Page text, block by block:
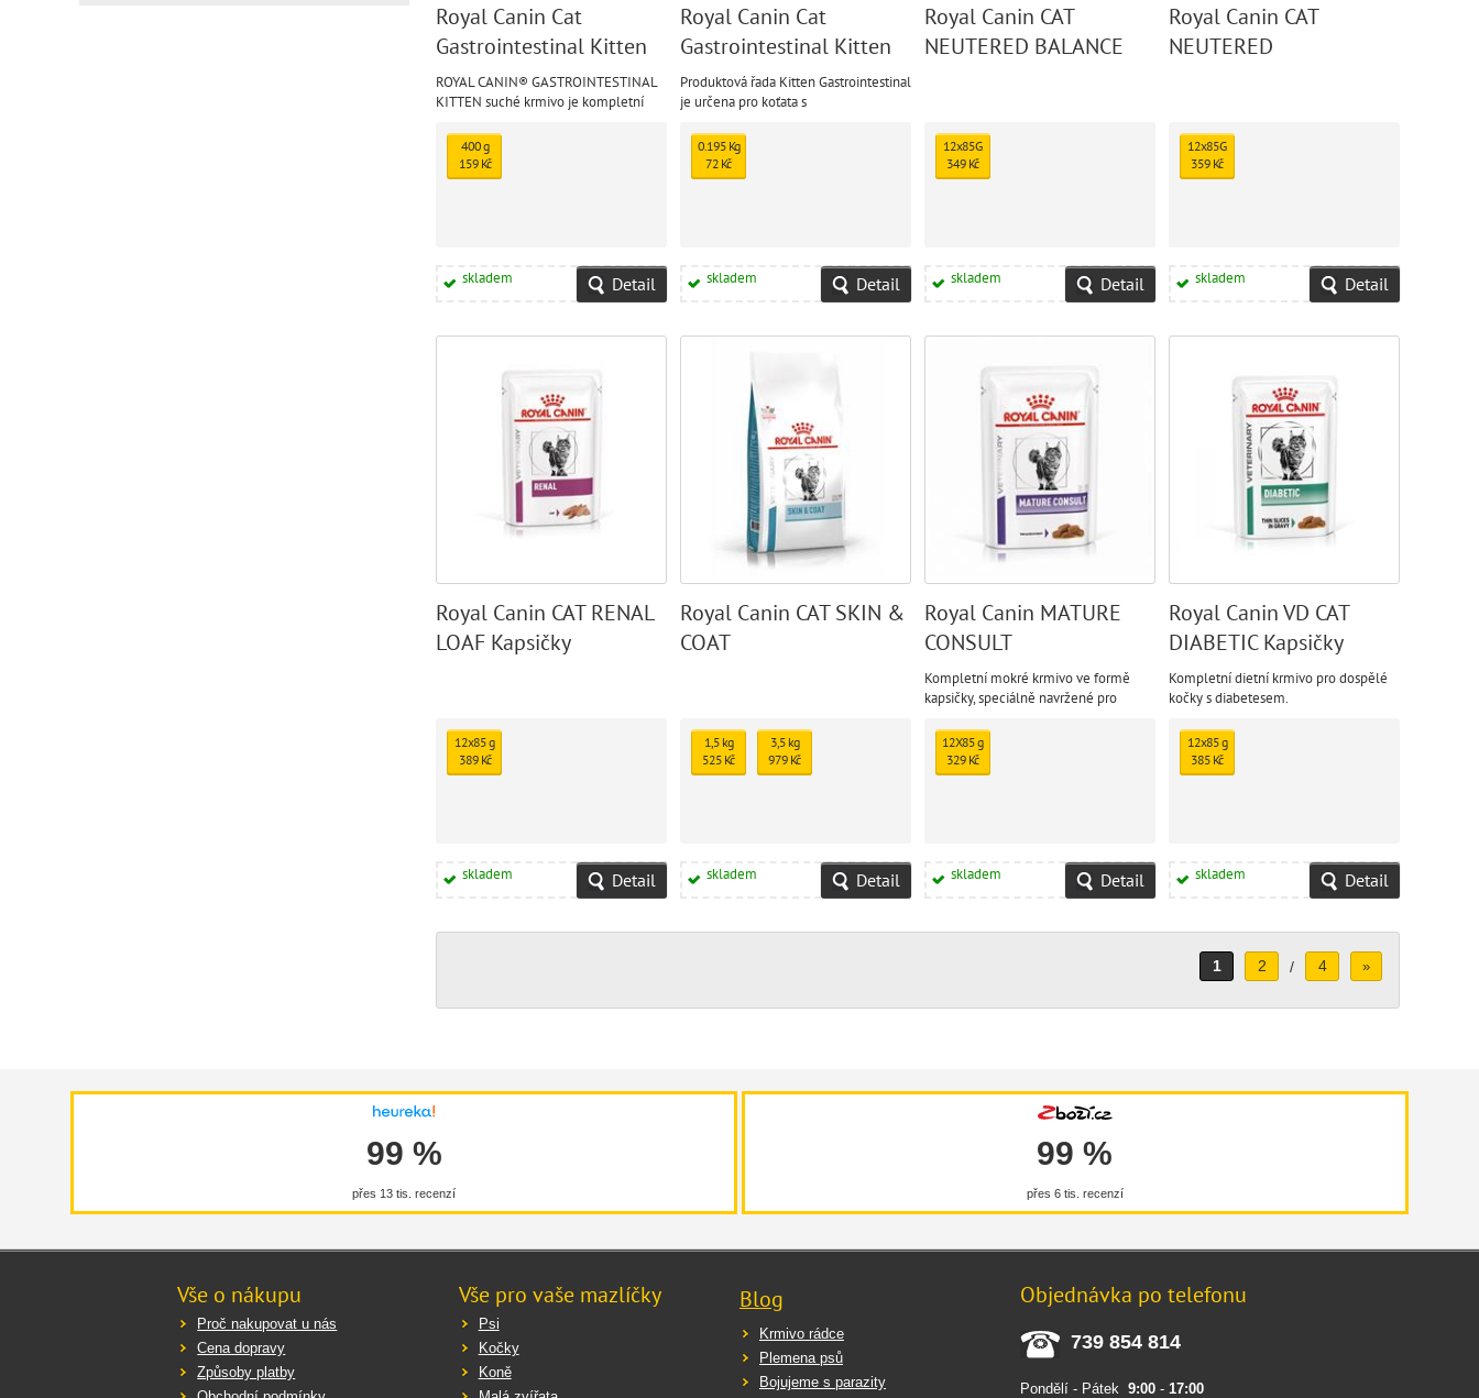
Royal Canin Cat
Gastrointestinal Kitten
ROYAL CANIN® GASTROINTESTINAL
KITTEN suché krmivo je kompletní
pro zlepšení akutních střevních
resorpčních onemocnění a podporu
nutriční obnovy a rekonvalescence.
400 g
159 Kč
skladem Detail
Royal Canin Cat
Gastrointestinal Kitten
Mousse
Produktová řada Kitten Gastrointestinal
je určena pro koťata s
0.195 Kg
72 Kč
skladem Detail
Royal Canin CAT
NEUTERED BALANCE
12x85G
349 Kč
skladem Detail
Royal Canin CAT
NEUTERED
12x85G
359 Kč
skladem Detail
Royal Canin CAT RENAL
LOAF Kapsičky
12x85 g
389 Kč
skladem Detail
Royal Canin CAT SKIN &
COAT
1,5 kg
525 Kč
3,5 kg
979 Kč
skladem Detail
Royal Canin MATURE
CONSULT
Kompletní mokré krmivo ve formě
kapsičky, speciálně navržené pro
12X85 g
329 Kč
skladem Detail
Royal Canin VD CAT
DIABETIC Kapsičky
Kompletní dietní krmivo pro dospělé
kočky s diabetesem.
12x85 g
385 Kč
skladem Detail
1 2 / 4 »
99 %
přes 13 tis. recenzí
99 %
přes 6 tis. recenzí
Vše o nákupu
Proč nakupovat u nás
Cena dopravy
Způsoby platby
Vše pro vaše mazlíčky
Psi
Kočky
Koně
Blog
Krmivo rádce
Plemena psů
Bojujeme s parazity
Objednávka po telefonu
739 854 814
Pondělí - Pátek9:00 - 17:00